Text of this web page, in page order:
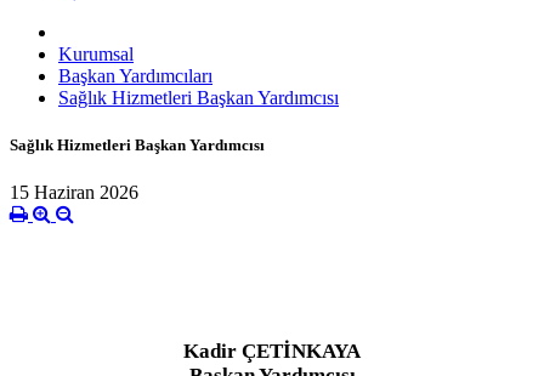
Kurumsal
Başkan Yardımcıları
Sağlık Hizmetleri Başkan Yardımcısı
Sağlık Hizmetleri Başkan Yardımcısı
15 Haziran 2026
Kadir ÇETİNKAYA